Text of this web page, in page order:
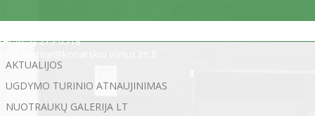
tel. (0 5) 213 0518
AKTUALIJOS
UGDYMO TURINIO ATNAUJINIMAS
NUOTRAUKŲ GALERIJA LT